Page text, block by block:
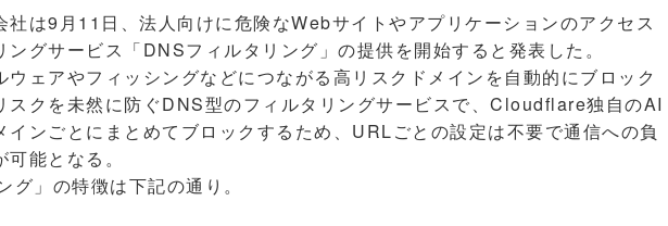
は9月11日、法人向けに危険なWebサイトやアプリケーションのアクセス
グサービス「DNSフィルタリング」の提供を開始すると発表した。
ェアやフィッシングなどにつながる高リスクドメインを自動的にブロック
スクを未然に防ぐDNS型のフィルタリングサービスで、Cloudflare独自のAI
インごとにまとめてブロックするため、URLごとの設定は不要で通信への負
能となる。
」の特徴は下記の通り。